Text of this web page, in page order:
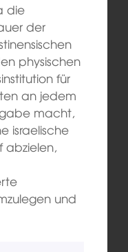
die
der
physischen
für
an jedem
macht,
israelische
abzielen,
und